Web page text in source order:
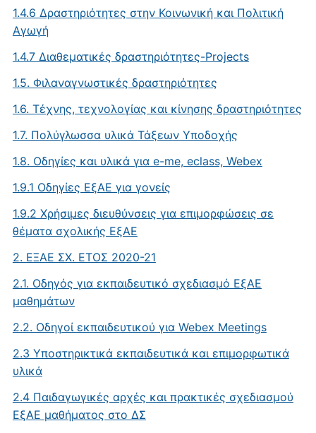
1.4.6 Δραστηριότητες στην Κοινωνική και Πολιτική
Αγωγή
1.4.7 Διαθεματικές δραστηριότητες-Projects
1.5. Φιλαναγνωστικές δραστηριότητες
1.6. Τέχνης, τεχνολογίας και κίνησης δραστηριότητες
1.7. Πολύγλωσσα υλικά Τάξεων Υποδοχής
1.8. Oδηγίες και υλικά για e-me, eclass, Webex
1.9.1 Οδηγίες ΕξΑΕ για γονείς
1.9.2 Χρήσιμες διευθύνσεις για επιμορφώσεις σε
θέματα σχολικής ΕξΑΕ
2. ΕΞΑΕ ΣΧ. ΕΤΟΣ 2020-21
2.1. Οδηγός για εκπαιδευτικό σχεδιασμό ΕξΑΕ
μαθημάτων
2.2. Οδηγοί εκπαιδευτικού για Webex Meetings
2.3 Υποστηρικτικά εκπαιδευτικά και επιμορφωτικά
υλικά
2.4 Παιδαγωγικές αρχές και πρακτικές σχεδιασμού
ΕξΑΕ μαθήματος στο ΔΣ